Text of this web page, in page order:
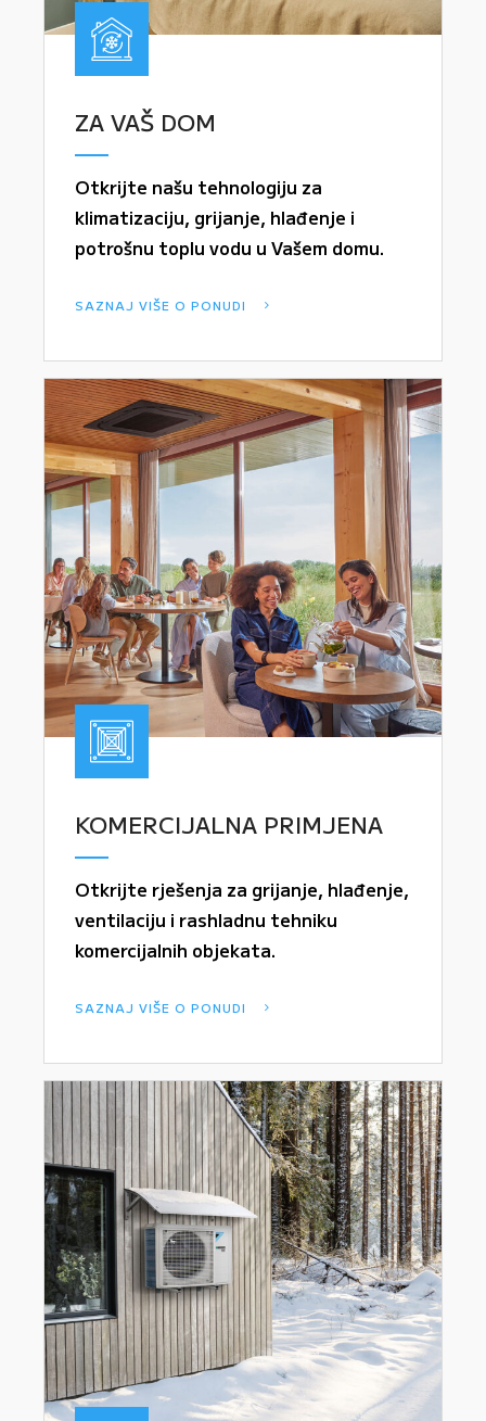
ZA VAŠ DOM
Otkrijte našu tehnologiju za
klimatizaciju, grijanje, hlađenje i
potrošnu toplu vodu u Vašem domu.
SAZNAJ VIŠE O PONUDI
KOMERCIJALNA PRIMJENA
Otkrijte rješenja za grijanje, hlađenje,
ventilaciju i rashladnu tehniku
komercijalnih objekata.
SAZNAJ VIŠE O PONUDI